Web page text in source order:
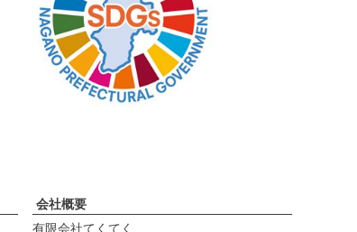
会社概要
有限会社てくてく